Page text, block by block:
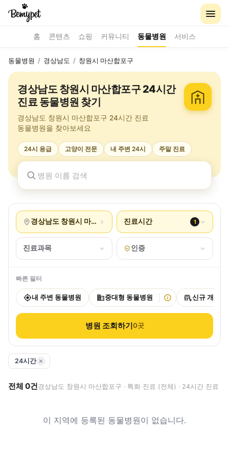
홈 콘텐츠 쇼핑 커뮤니티 동물병원 서비스
동물병원 / 경상남도 / 창원시 마산합포구
경상남도 창원시 마산합포구 24시간
진료 동물병원 찾기
경상남도 창원시 마산합포구 24시간 진료
동물병원을 찾아보세요
24시 응급 고양이 전문 내 주변 24시 주말 진료
경상남도 창원시 마산합포구 진료시간 1
진료과목 인증
빠른 필터
내 주변 동물병원 중대형 동물병원 신규 개원
병원 조회하기0곳
24시간
전체 0건경상남도 창원시 마산합포구 · 특화 진료 (전체) · 24시간 진료
이 지역에 등록된 동물병원이 없습니다.